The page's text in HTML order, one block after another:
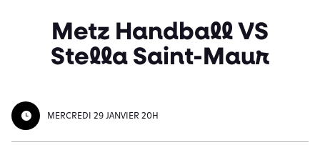
Metz Handball VS
Stella Saint-Maur
MERCREDI 29 JANVIER 20H